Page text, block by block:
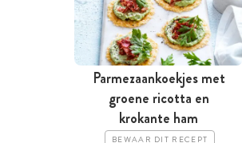
Parmezaankoekjes met
groene ricotta en
krokante ham
BEWAAR DIT RECEPT